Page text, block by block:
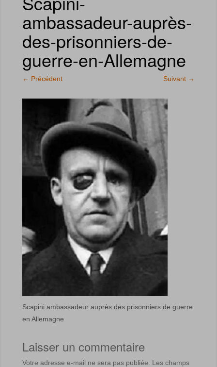
ambassadeur-auprès-
des-prisonniers-de-
guerre-en-Allemagne
← Précédent Suivant →
Scapini ambassadeur auprès des prisonniers de guerre
en Allemagne
Laisser un commentaire
Votre adresse e-mail ne sera pas publiée.
Les champs